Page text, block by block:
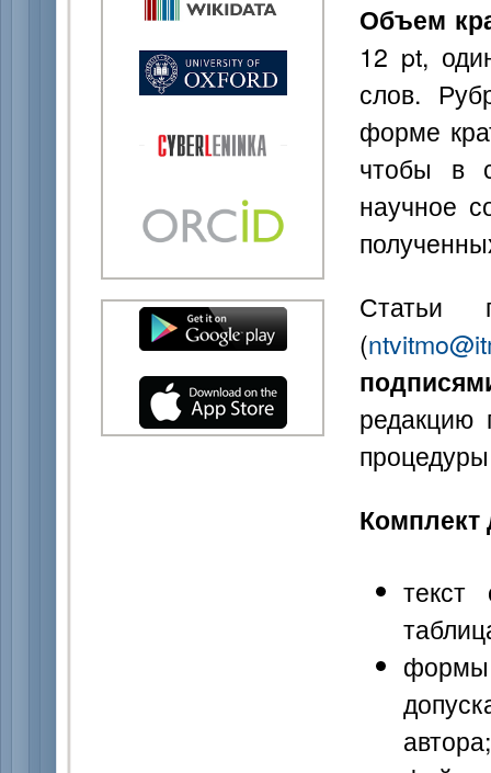
Объем
12 pt,
слов.
форме
чтобы в
научное
Статьи
(
редакцию
Комплект
текст
формы
автора;